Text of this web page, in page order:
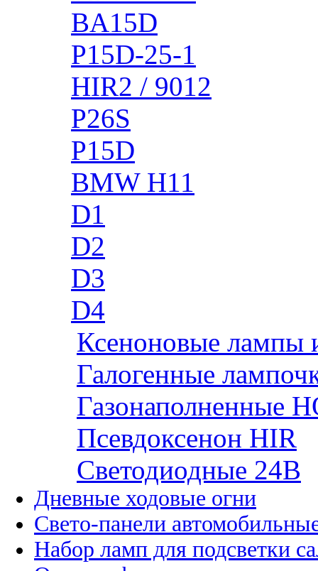
BA15D
P15D-25-1
HIR2 / 9012
P26S
P15D
BMW H11
D1
D2
D3
D4
Ксеноновые лампы
Галогенные
Газонаполненные
Псевдоксенон HIR
Cветодиодные 24B
Дневные ходовые огни
Свето-панели
Набор ламп для подсветки